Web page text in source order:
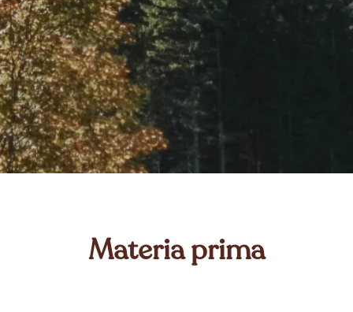
Materia prima